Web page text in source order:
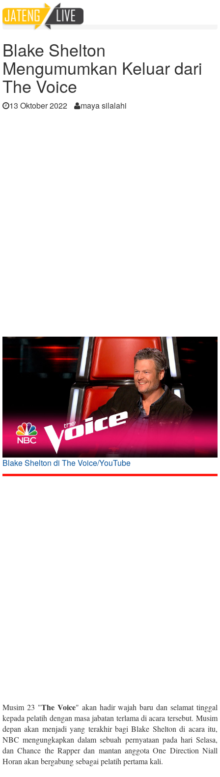
Home
Berita
Blake Shelton Mengumumkan Keluar dari The Voice
Blake Shelton
Mengumumkan Keluar dari
The Voice
13 Oktober 2022 maya silalahi
Blake Shelton di The Voice/YouTube
Musim 23 "The Voice" akan hadir wajah baru dan selamat tinggal
kepada pelatih dengan masa jabatan terlama di acara tersebut. Musim
depan akan menjadi yang terakhir bagi Blake Shelton di acara itu,
NBC mengungkapkan dalam sebuah pernyataan pada hari Selasa,
dan Chance the Rapper dan mantan anggota One Direction Niall
Horan akan bergabung sebagai pelatih pertama kali.